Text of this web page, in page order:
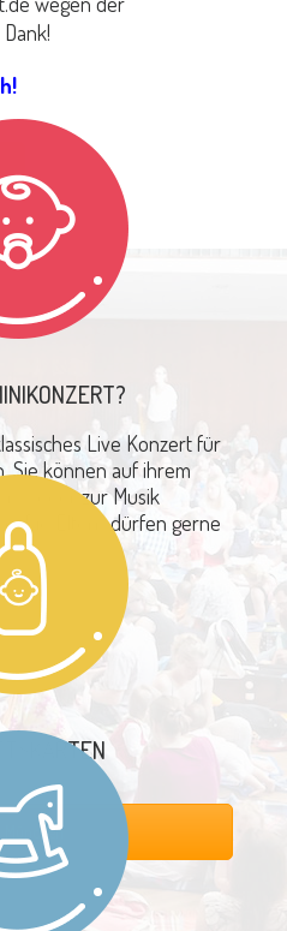
Live Konzert für
Sie können auf ihrem
– oder zur Musik
Die Eltern dürfen gerne
München